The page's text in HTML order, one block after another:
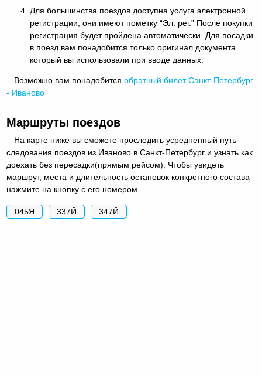
Для большинства поездов доступна услуга электронной
регистрации, они имеют пометку “Эл. рег.” После покупки
регистрация будет пройдена автоматически. Для посадки
в поезд вам понадобится только оригинал документа
который вы использовали при вводе данных.
Возможно вам понадобитсяобратный билет Санкт-Петербург
- Иваново
Маршруты поездов
На карте ниже вы сможете проследить усредненный путь
следования поездов из Иваново в Санкт-Петербург и узнать как
доехать без пересадки(прямым рейсом). Чтобы увидеть
маршрут, места и длительность остановок конкретного состава
нажмите на кнопку с его номером.
045Я 337Й 347Й